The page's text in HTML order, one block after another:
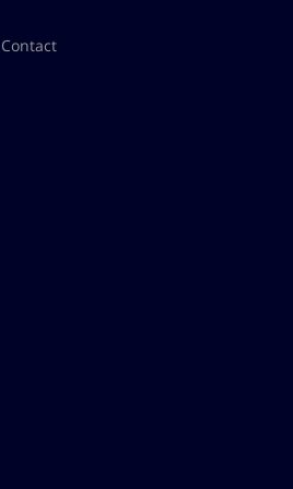
Contact